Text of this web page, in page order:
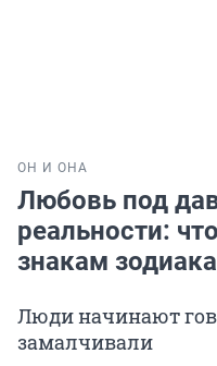
ОН И ОНА
Любовь под
реальности:
знакам
Люди начинают
замалчивали